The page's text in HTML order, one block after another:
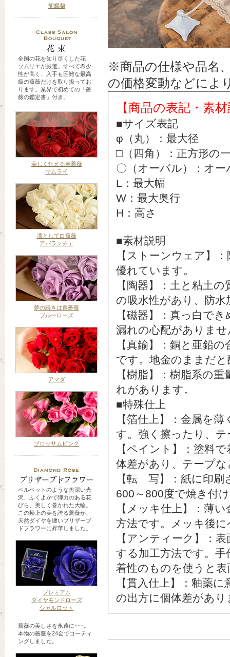
胡蝶蘭
全国の花を知り尽くした花
ソムリエが厳選。すべて希少
性が高く、入手も困難な最高
級の薔薇だけを取り扱ってお
ります。業界で初めての「薔
薇の鑑定書」付き。
美しく狂える赤薔薇
サムライ
凛として白薔薇
アバランチェ
夢の続きは青薔薇
ブルーローズ
アマダ
ブロッサムピンク
ベルベットのような奥深い光
沢、ふくよかで弾力のある花
びら、美しく巻かれた大輪。
この極上の美を誇る薔薇が、
天然ダイヤを纏いブリザーブ
ドフラワーに昇華しました。
プレミアム
ダイヤモンドローズ
シャルロット
薔薇の美しさを永遠に･･･。
本物の薔薇を24金でコーティ
ングしました。
※商品の仕様や品名
の価格変動などによ
【商品の表記・素
■サイズ表記
φ（丸）：最大径
□（四角）：正方形の
〇（オーバル）：オ
L：最大幅
W：最大奥行
H：高さ
■素材説明
【ストーンウェア】
優れています。
【陶器】：土と粘土
の吸水性があり、防
【磁器】：真っ白で
漏れの心配がありませ
【真鍮】：銅と亜鉛
です。地金のままだ
【樹脂】：樹脂系の
れがあります。
■特殊仕上
【箔仕上】：金属を
す。強く擦ったり、
【ペイント】：塗料
体差があり、テープ
【転 写】：紙に印刷
600～800度で焼き付
【メッキ仕上】：薄
方法です。メッキ後
【アンティーク】：
する加工方法です。
着性のものを使うと
【貫入仕上】：釉薬
の出方に個体差があり